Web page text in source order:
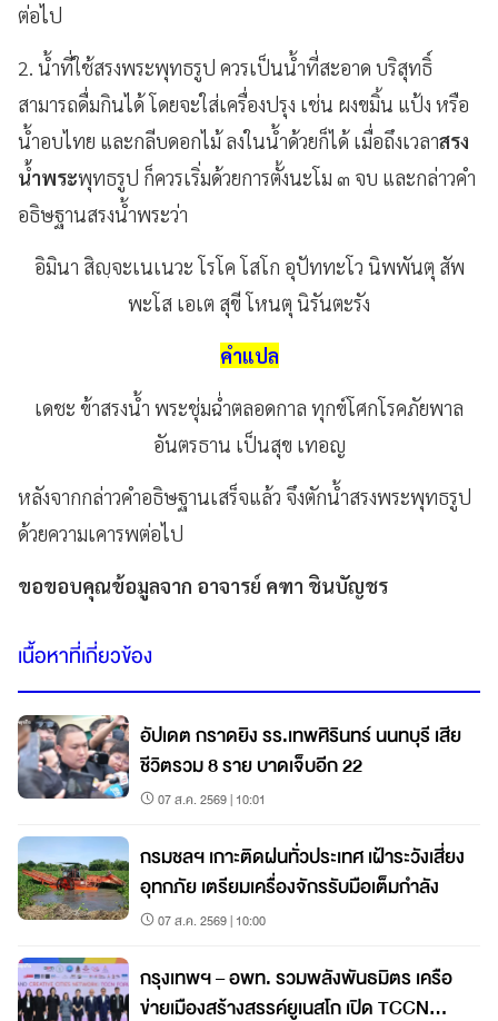
ต่อไป
2. น้ำที่ใช้สรงพระพุทธรูป ควรเป็นน้ำที่สะอาด บริสุทธิ์
สามารถดื่มกินได้โดยจะใส่เครื่องปรุง เช่น ผงขมิ้น แป้ง หรือ
น้ำอบไทย และกลีบดอกไม้ ลงในน้ำด้วยก็ได้ เมื่อถึงเวลาสรง
น้ำพระพุทธรูป ก็ควรเริ่มด้วยการตั้งนะโม ๓ จบ และกล่าวคำ
อธิษฐานสรงน้ำพระว่า
อิมินา สิญฺจะเนเนวะโรโคโสโก อุปัททะโว นิพพันตุ สัพ
พะโส เอเต สุขี โหนตุ นิรันตะรัง
คำแปล
เดชะ ข้าสรงน้ำ พระชุ่มฉ่ำตลอดกาล ทุกข์โศกโรคภัยพาล
อันตรธาน เป็นสุข เทอญ
หลังจากกล่าวคำอธิษฐานเสร็จแล้ว จึงตักน้ำสรงพระพุทธรูป
ด้วยความเคารพต่อไป
ขอขอบคุณข้อมูลจาก อาจารย์ คฑา ชินบัญชร
เนื้อหาที่เกี่ยวข้อง
อัปเดต กราดยิง รร.เทพศิรินทร์ นนทบุรี เสีย
ชีวิตรวม 8 ราย บาดเจ็บอีก 22
07 ส.ค. 2569 | 10:01
กรมชลฯ เกาะติดฝนทั่วประเทศ เฝ้าระวังเสี่ยง
อุทกภัย เตรียมเครื่องจักรรับมือเต็มกำลัง
07 ส.ค. 2569 | 10:00
กรุงเทพฯ – อพท. รวมพลังพันธมิตร เครือ
ข่ายเมืองสร้างสรรค์ยูเนสโก เปิด TCCN